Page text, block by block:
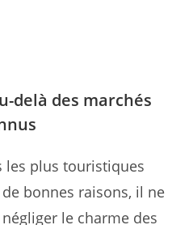
delà des marchés
les plus touristiques
bonnes raisons, il ne
le charme des